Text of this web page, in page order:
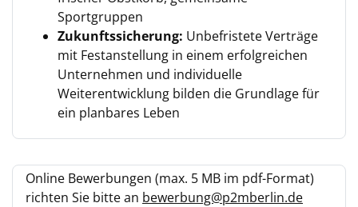
Sportgruppen
Zukunftssicherung: Unbefristete Verträge
mit Festanstellung in einem erfolgreichen
Unternehmen und individuelle
Weiterentwicklung bilden die Grundlage für
ein planbares Leben
Online Bewerbungen (max. 5 MB im pdf-Format)
richten Sie bitte an bewerbung@p2mberlin.de